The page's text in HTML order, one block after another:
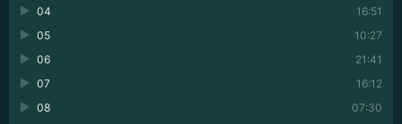
16:51
04
10:27
05
21:41
06
16:12
07
07:30
08